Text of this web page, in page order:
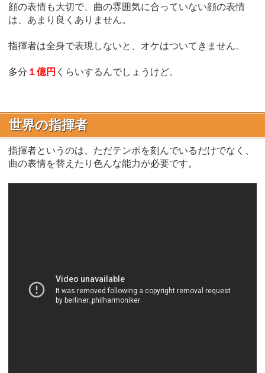
顔の表情も大切で、曲の雰囲気に合っていない顔の表情
は、あまり良くありません。
指揮者は全身で表現しないと、オケはついてきません。
多分 １億円 くらいするんでしょうけど。
世界の指揮者
指揮者というのは、ただテンポを刻んでいるだけでなく、
曲の表情を替えたり色んな能力が必要です。